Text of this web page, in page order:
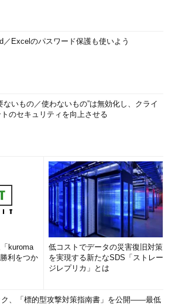
／Excelのパスワード保護も使いよう
ないもの／使わないもの”は無効化し、クライ
トのセキュリティを向上させる
kuroma
利をつか
低コストでデータの災害復旧対策
を実現する新たなSDS「ストレー
ジレプリカ」とは
ク、「標的型攻撃対策指南書」を公開――最低